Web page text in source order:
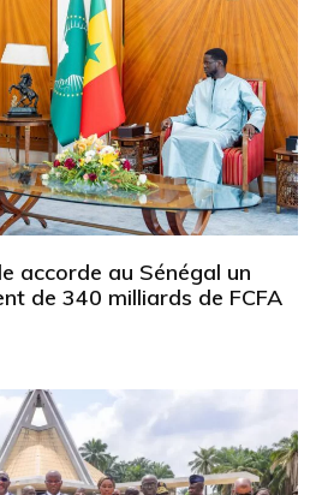
accorde au Sénégal un
de 340 milliards de FCFA